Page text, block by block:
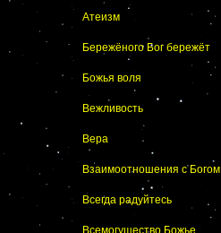
Атеизм
Бережёного Бог бережёт
Божья воля
Вежливость
Вера
Взаимоотношения с Богом
Всегда радуйтесь
Всемогущество Божье